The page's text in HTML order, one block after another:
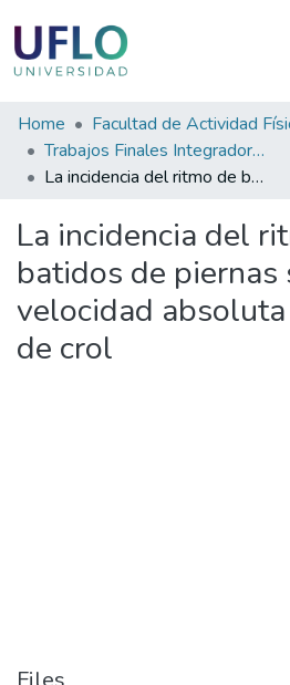
Communities
&
Collections
All of RIUFLO
Statistics
Home
Trabajos Finales Integradores (TFI) de la Licenciatura en Actividad Física y Deporte
La incidencia del ritmo de batidos de piernas sobre la velocidad absoluta de la técnica de crol
La incidencia del
batidos de piernas
velocidad
de crol